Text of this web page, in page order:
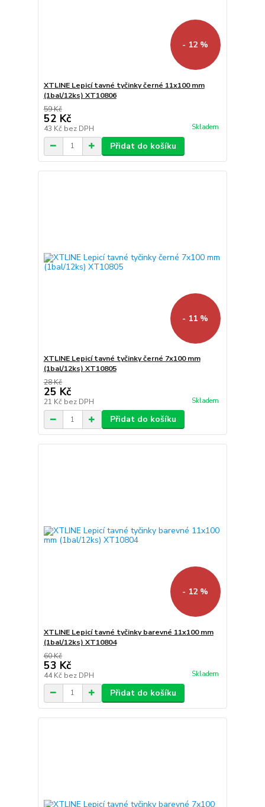
- 12 %
XTLINE Lepicí tavné tyčinky černé 11x100 mm
(1bal/12ks) XT10806
59 Kč
52 Kč
43 Kč bez DPH Skladem
Přidat do košíku
- 11 %
XTLINE Lepicí tavné tyčinky černé 7x100 mm
(1bal/12ks) XT10805
28 Kč
25 Kč
21 Kč bez DPH Skladem
Přidat do košíku
- 12 %
XTLINE Lepicí tavné tyčinky barevné 11x100 mm
(1bal/12ks) XT10804
60 Kč
53 Kč
44 Kč bez DPH Skladem
Přidat do košíku